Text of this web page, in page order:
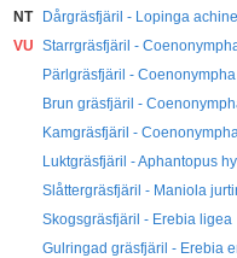
NT
Dårgräsfjäril - Lopinga achine
VU Starrgräsfjäril -
Pärlgräsfjäril -
Brun gräsfjäril -
Kamgräsfjäril -
Luktgräsfjäril - Aphantopus
Slåttergräsfjäril - Maniola
Skogsgräsfjäril - Erebia ligea
Gulringad gräsfjäril - Erebia